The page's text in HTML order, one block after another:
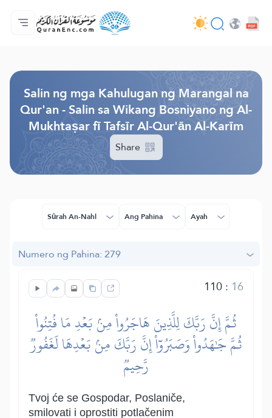
Ang Pangunahin
Indise ng mga Salin
Audio
Mga Serbisyo ng mga Developer - API
Tungkol
makipag-ugnayan sa amin
Ang Wika
Salin ng mga Kahulugan ng Marangal na
Qur'an - Salin sa Wikang Bosniyano ng Al-
Mukhtaṣar fī Tafsīr Al-Qur'ān Al-Karīm
Share
Sūrah An-Nahl Ang Pahina Ayah
Numero ng Pahina: 279
110: 16
ثُمَّ إِنَّ رَبَّكَ لِلَّذِينَ هَاجَرُواْ مِنۢ بَعۡدِ مَا فُتِنُواْ
ثُمَّ جَٰهَدُواْ وَصَبَرُوٓاْ إِنَّ رَبَّكَ مِنۢ بَعۡدِهَا لَغَفُورٞ
رَّحِيمٞ
Tvoj će se Gospodar, Poslaniče,
smilovati i oprostiti potlačenim